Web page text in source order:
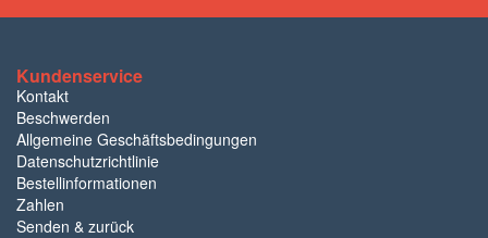
Kundenservice
Kontakt
Beschwerden
Allgemeine Geschäftsbedingungen
Datenschutzrichtlinie
Bestellinformationen
Zahlen
Senden & zurück